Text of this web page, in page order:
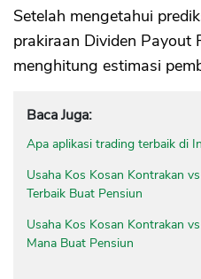
Setelah mengetahui
prakiraan Dividen Payout
menghitung estimasi
Baca Juga:
Apa aplikasi trading terbaik di
Usaha Kos Kosan Kontrakan
Terbaik Buat Pensiun
Usaha Kos Kosan Kontrakan
Mana Buat Pensiun